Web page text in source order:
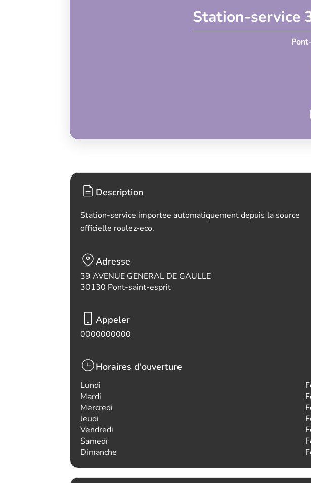
Station-service
Description
Station-service importee automatiquement depuis la source
officielle roulez-eco.
Adresse
39 AVENUE GENERAL DE GAULLE
30130 Pont-saint-esprit
Appeler
0000000000
Horaires d'ouverture
Lundi
Mardi
Mercredi
Jeudi
Vendredi
Samedi
Dimanche